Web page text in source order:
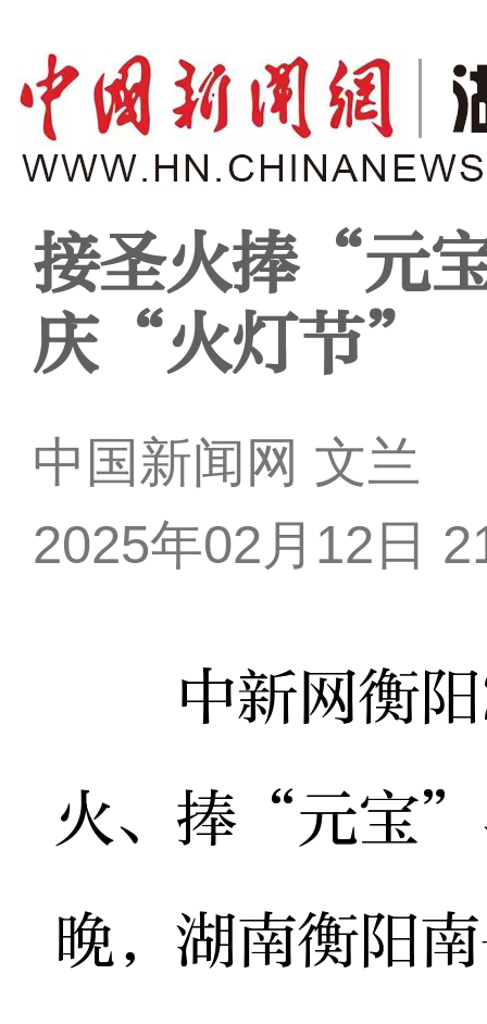
接圣火捧“元
庆“火灯节”
中国新闻网 文兰
2025年02月12日
中新网衡阳
火、捧“元宝
晚，湖南衡阳